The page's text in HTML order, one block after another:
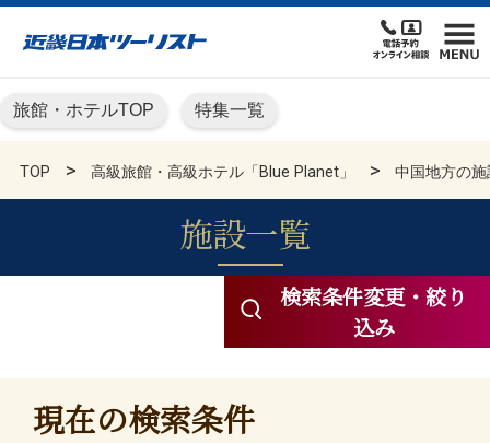
旅館・ホテルTOP 特集一覧
TOP 高級旅館・高級ホテル「Blue Planet」 中国地方の
高級旅館・高級ホテ
施設一覧
検索条件変更・絞り
込み
現在の検索条件